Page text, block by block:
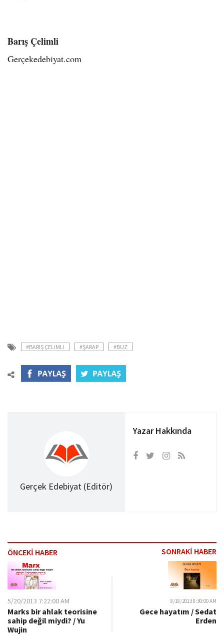
Barış Çelimli
Gerçekedebiyat.com
#BARIŞ ÇELIMLI #ŞARAP #BUZ
Gerçek Edebiyat (Editör)
Yazar Hakkında
ÖNCEKİ HABER SONRAKİ HABER
5/20/2013 7:22:00 AM
Marks bir ahlak teorisine
sahip değil miydi? / Yu
Wujin
8/18/2013 8:30:00 AM
Gece hayatım / Sedat
Erden